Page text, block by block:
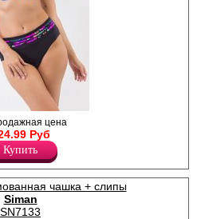
женский
Бюстгальтер с
косточках, сзади
бретели
по длине.
со средней
Размеры: XL-
3XL-50, 4XL-52,
цена
Руб
Купить
чашка + слипы
Siman
SN7133